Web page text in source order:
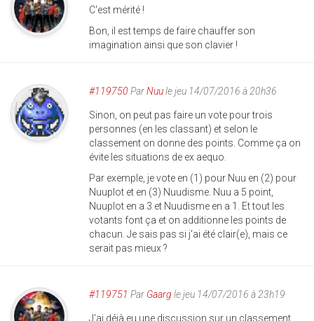
C'est mérité !
Bon, il est temps de faire chauffer son
imagination ainsi que son clavier !
#119750 ParNuule jeu 14/07/2016 à 20h36
Sinon, on peut pas faire un vote pour trois
personnes (en les classant) et selon le
classement on donne des points. Comme ça on
évite les situations de ex aequo.
Par exemple, je vote en (1) pour Nuu en (2) pour
Nuuplot et en (3) Nuudisme. Nuu a 5 point,
Nuuplot en a 3 et Nuudisme en a 1. Et tout les
votants font ça et on additionne les points de
chacun. Je sais pas si j'ai été clair(e), mais ce
serait pas mieux ?
#119751 Par Gaarg le jeu 14/07/2016 à 23h19
J'ai déjà eu une discussion sur un classement